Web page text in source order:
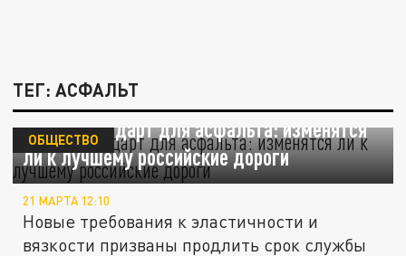
ТЕГ: АСФАЛЬТ
Новый стандарт для асфальта: изменятся
ли к лучшему российские дороги
ОБЩЕСТВО
21 МАРТА 12:10
Новые требования к эластичности и
вязкости призваны продлить срок службы